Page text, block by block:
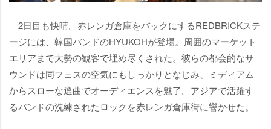
2日目も快晴。赤レンガ倉庫をバックにするREDBRICKステ
ージには、韓国バンドのHYUKOHが登場。周囲のマーケット
エリアまで大勢の観客で埋め尽くされた。彼らの都会的なサ
ウンドは同フェスの空気にもしっかりとなじみ、ミディアム
からスローな選曲でオーディエンスを魅了。アジアで活躍す
るバンドの洗練されたロックを赤レンガ倉庫街に響かせた。